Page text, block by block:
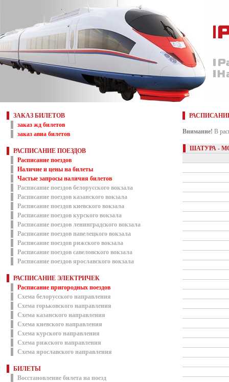
ЗАКАЗ БИЛЕТОВ
заказ жд билетов
заказ авиа билетов
РАСПИСАНИЕ ПОЕЗДОВ
Расписание поездов
Наличие и цены на билеты
Частые запросы наличия билетов
Расписание поездов белорусского вокзала
Расписание поездов казанского вокзала
Расписание поездов киевского вокзала
Расписание поездов курского вокзала
Расписание поездов ленинградского вокзала
Расписание поездов павелецкого вокзала
Расписание поездов рижского вокзала
Расписание поездов савеловского вокзала
Расписание поездов ярославского вокзала
РАСПИСАНИЕ ЭЛЕКТРИЧЕК
Расписание пригородных поездов
Схема белорусского направления
Схема горьковского направления
Схема казанского направления
Схема киевского направления
Схема курского направления
Схема рижского направления
Схема ярославского направления
БИЛЕТЫ
Восстановление билета на поезд
Внимание! В
ШАТУРА -